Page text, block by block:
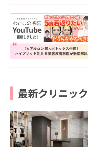
最新クリニック